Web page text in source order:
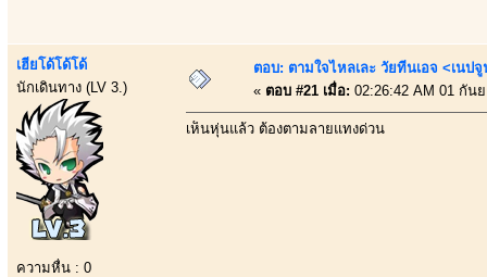
เฮียโด้โด้โด้
นักเดินทาง (LV 3.)
ความหื่น : 0
ตอบ: ตามใจไหลเละ วัยทีนเอจ <เนป
« ตอบ #21 เมื่อ: 02:26:42 AM 01 กัน
เห็นหุ่นแล้ว ต้องตามลายแทงด่วน